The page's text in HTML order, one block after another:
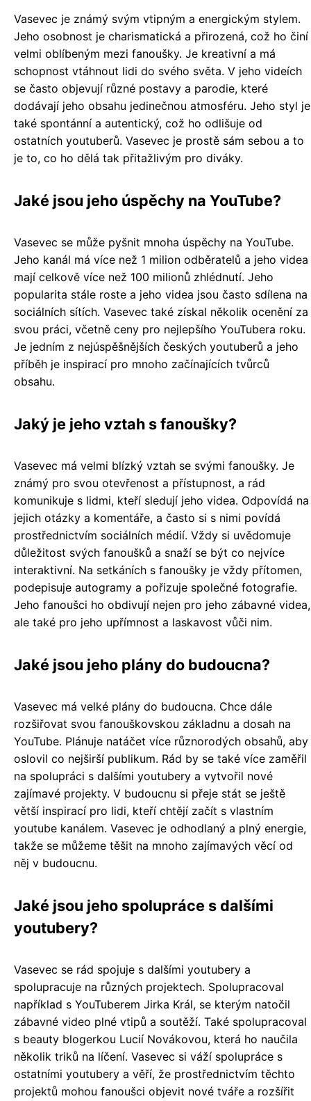
Vasevec je známý svým vtipným a energickým stylem.
Jeho osobnost je charismatická a přirozená, což ho činí
velmi oblíbeným mezi fanoušky. Je kreativní a má
schopnost vtáhnout lidi do svého světa. V jeho videích
se často objevují různé postavy a parodie, které
dodávají jeho obsahu jedinečnou atmosféru. Jeho styl je
také spontánní a autentický, což ho odlišuje od
ostatních youtuberů. Vasevec je prostě sám sebou a to
je to, co ho dělá tak přitažlivým pro diváky.
Jaké jsou jeho úspěchy na YouTube?
Vasevec se může pyšnit mnoha úspěchy na YouTube.
Jeho kanál má více než 1 milion odběratelů a jeho videa
mají celkově více než 100 milionů zhlédnutí. Jeho
popularita stále roste a jeho videa jsou často sdílena na
sociálních sítích. Vasevec také získal několik ocenění za
svou práci, včetně ceny pro nejlepšího YouTubera roku.
Je jedním z nejúspěšnějších českých youtuberů a jeho
příběh je inspirací pro mnoho začínajících tvůrců
obsahu.
Jaký je jeho vztah s fanoušky?
Vasevec má velmi blízký vztah se svými fanoušky. Je
známý pro svou otevřenost a přístupnost, a rád
komunikuje s lidmi, kteří sledují jeho videa. Odpovídá na
jejich otázky a komentáře, a často si s nimi povídá
prostřednictvím sociálních médií. Vždy si uvědomuje
důležitost svých fanoušků a snaží se být co nejvíce
interaktivní. Na setkáních s fanoušky je vždy přítomen,
podepisuje autogramy a pořizuje společné fotografie.
Jeho fanoušci ho obdivují nejen pro jeho zábavné videa,
ale také pro jeho upřímnost a laskavost vůči nim.
Jaké jsou jeho plány do budoucna?
Vasevec má velké plány do budoucna. Chce dále
rozšiřovat svou fanouškovskou základnu a dosah na
YouTube. Plánuje natáčet více různorodých obsahů, aby
oslovil co nejširší publikum. Rád by se také více zaměřil
na spolupráci s dalšími youtubery a vytvořil nové
zajímavé projekty. V budoucnu si přeje stát se ještě
větší inspirací pro lidi, kteří chtějí začít s vlastním
youtube kanálem. Vasevec je odhodlaný a plný energie,
takže se můžeme těšit na mnoho zajímavých věcí od
něj v budoucnu.
Jaké jsou jeho spolupráce s dalšími
youtubery?
Vasevec se rád spojuje s dalšími youtubery a
spolupracuje na různých projektech. Spolupracoval
například s YouTuberem Jirka Král, se kterým natočil
zábavné video plné vtipů a soutěží. Také spolupracoval
s beauty blogerkou Lucií Novákovou, která ho naučila
několik triků na líčení. Vasevec si váží spolupráce s
ostatními youtubery a věří, že prostřednictvím těchto
projektů mohou fanoušci objevit nové tváře a rozšířit